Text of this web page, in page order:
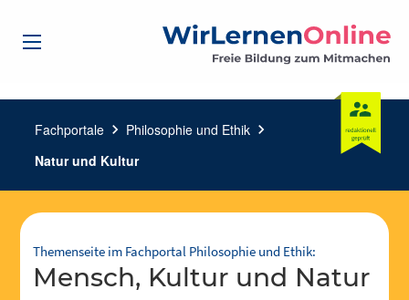
Fachportale chevron_right Philosophie und Ethik chevron_right
Natur und Kultur
Themenseite im Fachportal Philosophie und Ethik:
Mensch, Kultur und Natur